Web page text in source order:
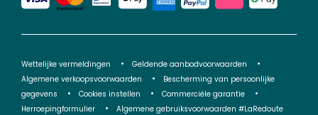
Wettelijke vermeldingen
Geldende aanbodvoorwaarden
Algemene verkoopsvoorwaarden
Bescherming van persoonlijke
gegevens
Cookies instellen
Commerciële garantie
Herroepingformulier
Algemene gebruiksvoorwaarden #LaRedoute